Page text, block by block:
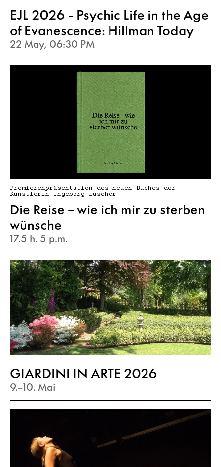
EJL 2026 - Psychic Life in the Age
of Evanescence: Hillman Today
22 May, 06:30 PM
Premierenpräsentation des neuen Buches der
Künstlerin Ingeborg Lüscher
Die Reise – wie ich mir zu sterben
wünsche
17.5 h. 5 p.m.
GIARDINI IN ARTE 2026
9.–10. Mai